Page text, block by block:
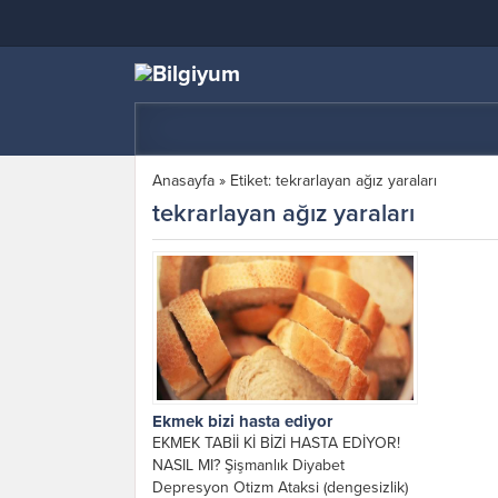
Anasayfa » Etiket: tekrarlayan ağız yaraları
tekrarlayan ağız yaraları
Ekmek bizi hasta ediyor
EKMEK TABİİ Kİ BİZİ HASTA EDİYOR!
NASIL MI? Şişmanlık Diyabet
Depresyon Otizm Ataksi (dengesizlik)